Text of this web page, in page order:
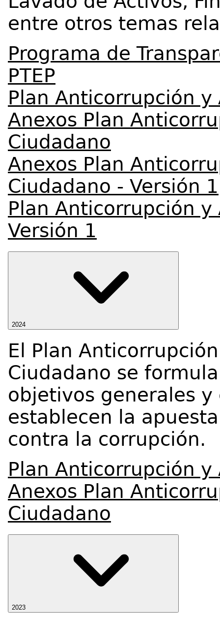
entre otros temas
Programa de
PTEP
Plan Anticorrupción
Anexos Plan
Ciudadano
Anexos Plan
Ciudadano - Versión 1
Plan Anticorrupción
Versión 1
2024
El Plan
Ciudadano se
objetivos generales y
establecen la
contra la corrupción.
Plan Anticorrupción
Anexos Plan
Ciudadano
2023